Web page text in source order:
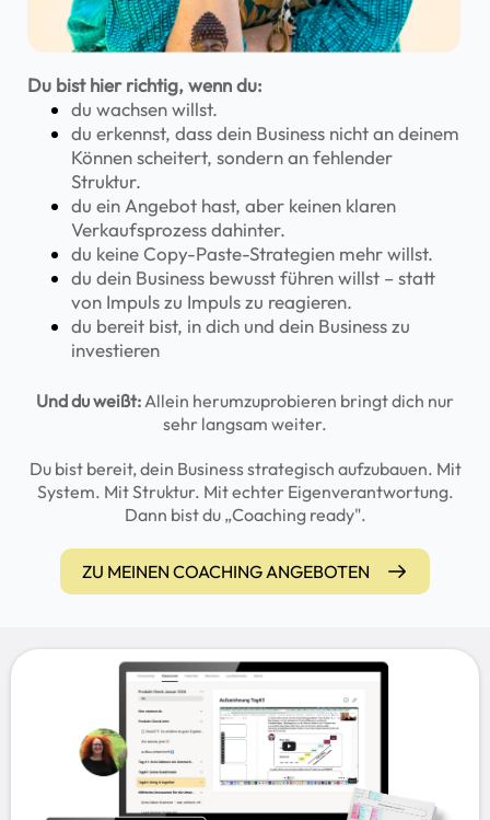
Du bist hier richtig, wenn du:
du wachsen willst.
du erkennst, dass dein Business nicht an deinem
Können scheitert, sondern an fehlender
Struktur.
du ein Angebot hast, aber keinen klaren
Verkaufsprozess dahinter.
du keine Copy-Paste-Strategien mehr willst.
du dein Business bewusst führen willst – statt
von Impuls zu Impuls zu reagieren.
du bereit bist, in dich und dein Business zu
investieren
Und du weißt: Allein herumzuprobieren bringt dich nur
sehr langsam weiter.
Du bist bereit, dein Business strategisch aufzubauen. Mit
System. Mit Struktur. Mit echter Eigenverantwortung.
Dann bist du „Coaching ready".
ZU MEINEN COACHING ANGEBOTEN